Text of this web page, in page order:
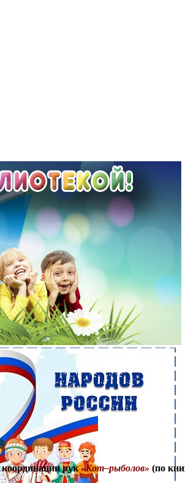
координации рук«Кот–рыболов» (по